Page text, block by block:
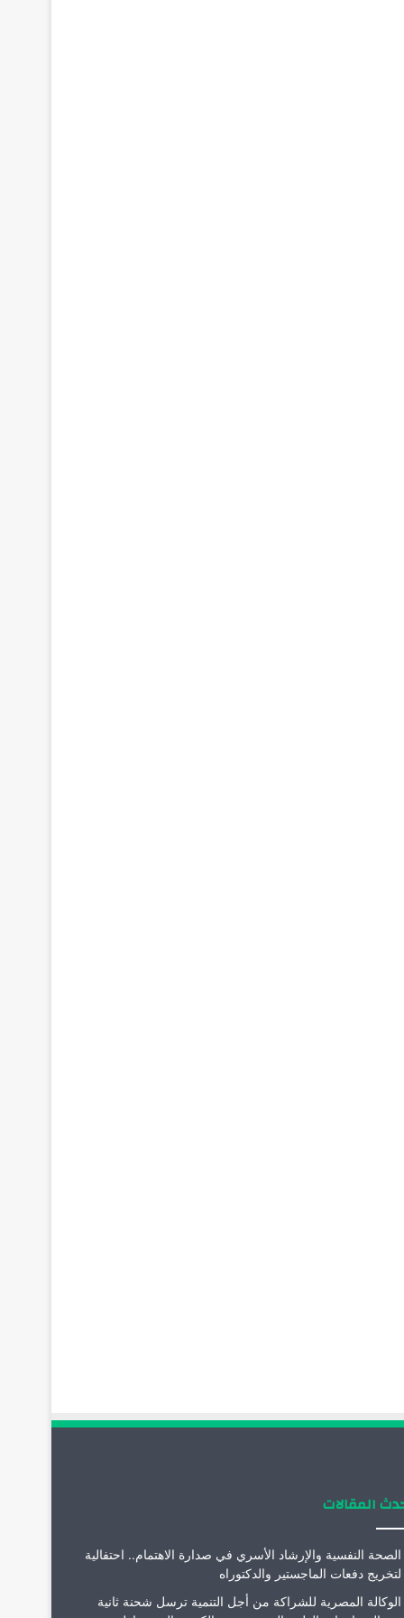
المقالات
الصحة النفسية والإرشاد الأسري في صدارة الاهتمام.. احتفالية
لتخريج دفعات الماجستير والدكتوراه
الوكالة المصرية للشراكة من أجل التنمية ترسل شحنة ثانية